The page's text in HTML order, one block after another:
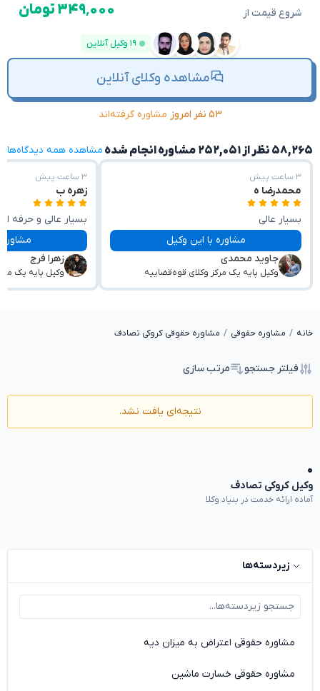
شروع قیمت از ۳۴۹٬۰۰۰ تومان
۱۹ وکیل آنلاین
مشاهده وکلای آنلاین
۵۳ نفر امروز مشاوره گرفته‌اند
۵۸,۲۶۵ نظر از ۲۵۲,۰۵۱ مشاوره انجام شده مشاهده همه دیدگاه‌ها
۳ ساعت پیش
محمدرضا ه
بسیار عالی
با حوصله و صبوری پاسخگو سوالات بودند
مشاوره با این وکیل
جاوید محمدی
وکیل پایه یک مرکز وکلای قوه‌قضاییه
۳ ساعت پیش
زهره ب
بسیار عالی و حرفه
مشاوره با این
زهرا فرج
وکیل پایه یک
خانه مشاوره حقوقی مشاوره حقوقی کروکی تصادف
فیلتر جستجو مرتب سازی
نتیجه‌ای یافت نشد.
۰
وکیل کروکی تصادف
آماده ارائه خدمت در بنیاد وکلا
زیردسته‌ها
مشاوره حقوقی اعتراض به میزان دیه
مشاوره حقوقی خسارت ماشین